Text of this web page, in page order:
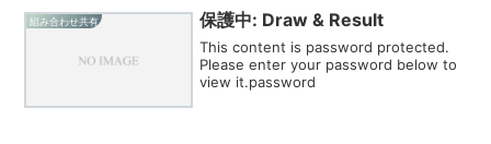
組み合わせ共有 保護中: Draw & Result
This content is password protected.
Please enter your password below to
view it.password